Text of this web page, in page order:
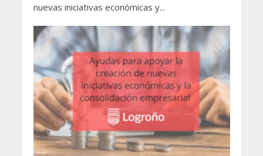
nuevas iniciativas económicas y...